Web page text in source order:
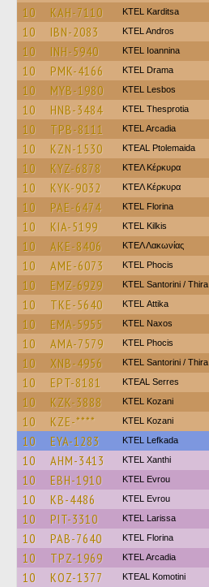
10
KAH-7110 ΚΤΕL Karditsa
10 IBN-2083 KTEL Andros
10 INH-5940 KTEL Ioannina
10 PMK-4166 KTEL Drama
10 MYB-1980 KTEL Lesbos
10 HNB-3484 KTEL Thesprotia
10 TPB-8111 KTEL Arcadia
10 KZN-1530 KTEAL Ptolemaida
10 KYZ-6878 ΚΤΕΛ Κέρκυρα
10 KYK-9032 ΚΤΕΛ Κέρκυρα
10 PAE-6474 KTEL Florina
10 KIA-5199 KTEL Kilkis
10 AKE-8406 ΚΤΕΛ Λακωνίας
10 AME-6073 ΚΤΕL Phocis
10 EMZ-6929 KTEL Santorini / Thira
10 TKE-5640 KΤΕL Αttika
10 EMA-5955 KTEL Naxos
10 AMA-7579 ΚΤΕL Phocis
10 XNB-4956 KTEL Santorini / Thira
10 EPT-8181 KTEAL Serres
10 KZK-3888 ΚΤΕL Kozani
10 KZE-**** ΚΤΕL Kozani
10 EYA-1283 KTEL Lefkada
10 AHM-3413 KTEL Xanthi
10 EBH-1910 KTEL Evrou
10 KB-4486 KTEL Evrou
10 PIT-3310 KTEL Larissa
10 PAB-7640 KTEL Florina
10 TPZ-1969 KTEL Arcadia
10 KOZ-1377 KTEAL Komotini